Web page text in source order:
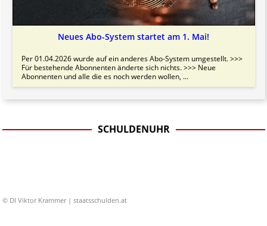
Neues Abo-System startet am 1. Mai!
Per 01.04.2026 wurde auf ein anderes Abo-System umgestellt. >>>
Für bestehende Abonnenten änderte sich nichts. >>> Neue
Abonnenten und alle die es noch werden wollen, ...
SCHULDENUHR
© DI Viktor Krammer | staatsschulden.at